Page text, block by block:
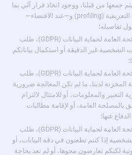
جمعها من قبَلنا، ووجود اتخاذ قرار آلي بما
في ذلك إعداد الملفات التعريفية (profiling) و—عند الاقتضاء—
تفاصيله؛
وفقًا للمادة 16 من اللائحة العامة لحماية البيانات (GDPR)، طلب
الشخصية غير الدقيقة أو استكمال بياناتكم
وفقًا للمادة 17 من اللائحة العامة لحماية البيانات (GDPR)، طلب
لدينا، ما لم تكن المعالجة ضرورية
والمعلومات، أو للامتثال لالتزام
بالمصلحة العامة، أو لإقامة مطالبات
عنها؛
وفقًا للمادة 18 من اللائحة العامة لحماية البيانات (GDPR)، طلب
إذا كنتم تطعنون في دقة البيانات، أو
لكنكم تعارضون محوها، أو لم نعد بحاجة